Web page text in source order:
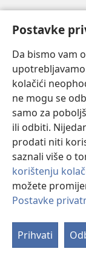
Postavke
Da bismo vam
kolačići
ne mogu se
samo za
ili odbiti.
prodati niti
saznali više o
korištenju
možete
Postavke
Prihvati
JW.ORG /
Postavke
Brze poveznice
Zatražite posjet
Pronađi
(otvara
se
novi
prozor)
Pronađi
(otvara
novi
prozor)
Novo na
Videi
Informacije za